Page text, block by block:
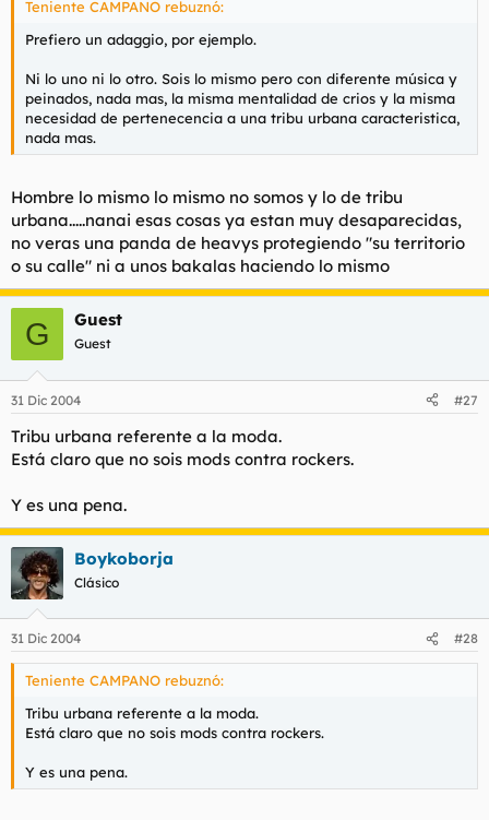
d
e
m
a
i
i
Teniente CAMPANO rebuznó:
Prefiero un adaggio, por ejemplo.
Ni lo uno ni lo otro. Sois lo mismo pero con diferente música y
peinados, nada mas, la misma mentalidad de crios y la misma
necesidad de pertenecencia a una tribu urbana caracteristica,
nada mas.
Hombre lo mismo lo mismo no somos y lo de tribu
urbana.....nanai esas cosas ya estan muy desaparecidas,
no veras una panda de heavys protegiendo "su territorio
o su calle" ni a unos bakalas haciendo lo mismo
G Guest
Guest
31 Dic 2004 #27
Tribu urbana referente a la moda.
Está claro que no sois mods contra rockers.
Y es una pena.
Boykoborja
Clásico
31 Dic 2004 #28
Teniente CAMPANO rebuznó:
Tribu urbana referente a la moda.
Está claro que no sois mods contra rockers.
Y es una pena.